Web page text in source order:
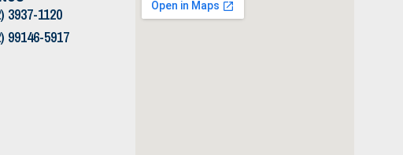
3937-1120
99146-5917